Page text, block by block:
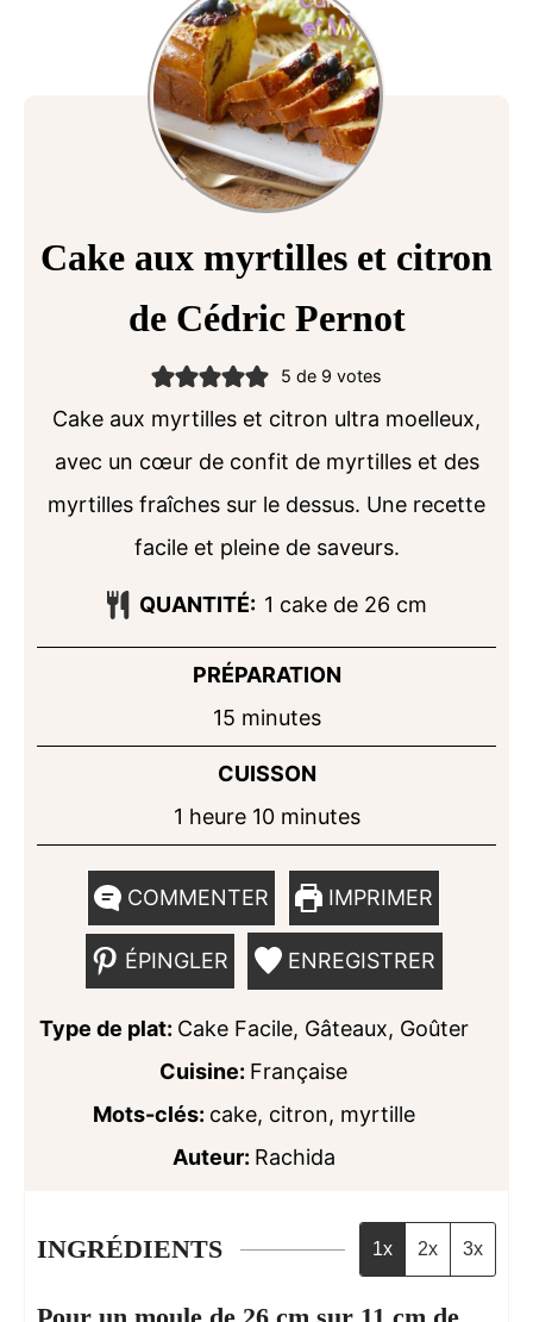
Cake aux myrtilles et citron
de Cédric Pernot
5 de 9 votes
Cake aux myrtilles et citron ultra moelleux,
avec un cœur de confit de myrtilles et des
myrtilles fraîches sur le dessus. Une recette
facile et pleine de saveurs.
QUANTITÉ: 1 cake de 26 cm
PRÉPARATION
15minutes
minutes
CUISSON
1 heure
heure 10minutes
minutes
COMMENTER IMPRIMER
ÉPINGLER ENREGISTRER
Type de plat: Cake Facile, Gâteaux, Goûter
Cuisine: Française
Mots-clés: cake, citron, myrtille
Auteur: Rachida
INGRÉDIENTS 1x 2x 3x